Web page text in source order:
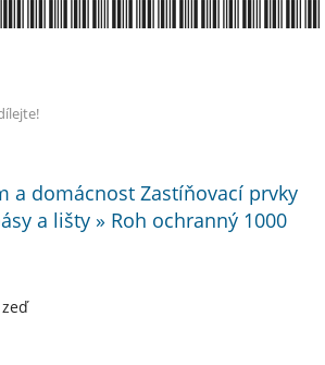
a domácnost Zastíňovací prvky
a lišty » Roh ochranný 1000